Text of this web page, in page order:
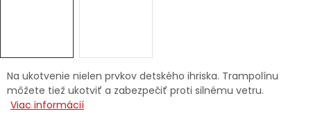
Servis náradia Hodnotenie obchodu
Doprava a platba Váš zákaznícky účet
Na ukotvenie nielen prvkov detského ihriska. Trampolínu
môžete tiež ukotviť a zabezpečiť proti silnému vetru.
Viac informácií